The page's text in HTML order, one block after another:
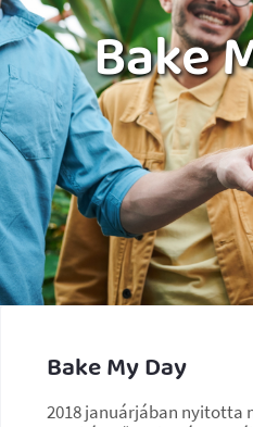
Bake
Bake My Day
2018 januárjában nyitotta